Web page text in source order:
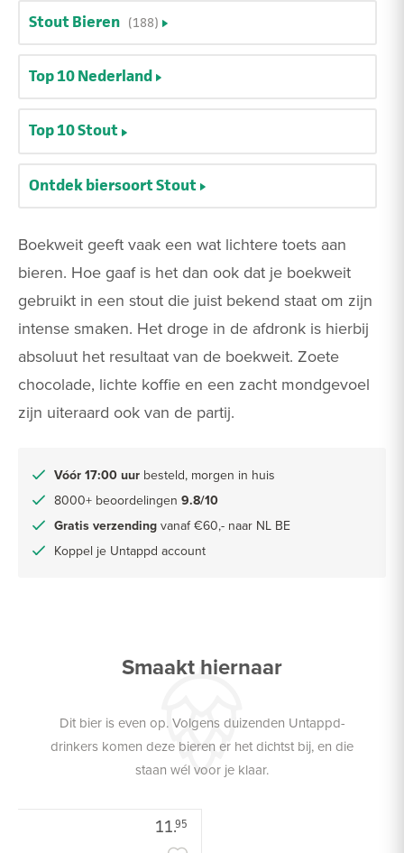
Boekweit geeft vaak een wat lichtere toets aan
bieren. Hoe gaaf is het dan ook dat je boekweit
gebruikt in een stout die juist bekend staat om zijn
intense smaken. Het droge in de afdronk is hierbij
absoluut het resultaat van de boekweit. Zoete
chocolade, lichte koffie en een zacht mondgevoel
zijn uiteraard ook van de partij.
Vóór 17:00 uur besteld, morgen in huis
8000+ beoordelingen 9.8/10
Gratis verzending vanaf €60,- naar NL BE
Koppel je Untappd account
Stout Bieren (188)
Top 10 Nederland
Top 10 Stout
Ontdek biersoort Stout
Smaakt hiernaar
Dit bier is even op. Volgens duizenden Untappd-
drinkers komen deze bieren er het dichtst bij, en die
staan wél voor je klaar.
11.95